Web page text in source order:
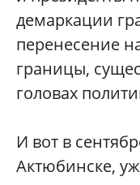
демаркации
перенесение
границы,
головах
И вот в
Актюбинске,